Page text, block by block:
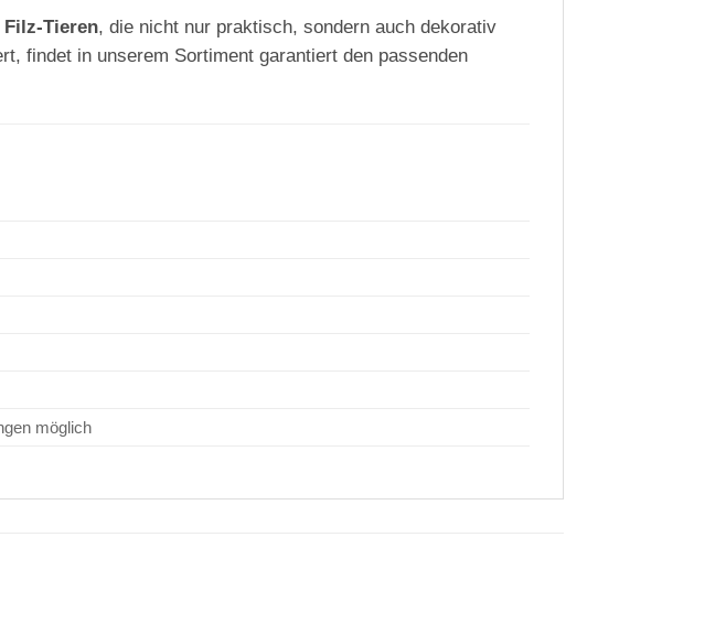
Tieren, die nicht nur praktisch, sondern auch dekorativ
findet in unserem Sortiment garantiert den passenden
möglich